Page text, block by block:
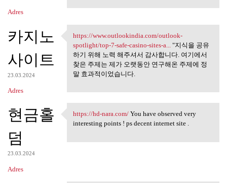
Adres
카지노
사이트
23.03.2024
Adres
https://www.outlookindia.com
https://www.outlookindia.com/outlook-
spotlight/top-7-safe-casino-sites-a...
"지식을 공유
하기 위해 노력 해주셔서 감사합니다. 여기에서
찾은 주제는 제가 오랫동안 연구해온 주제에 정
말 효과적이었습니다.
현금홀
덤
23.03.2024
Adres
https://hd-nara.com/ You have
https://hd-nara.com/You have observed very
interesting points ! ps decent internet site .